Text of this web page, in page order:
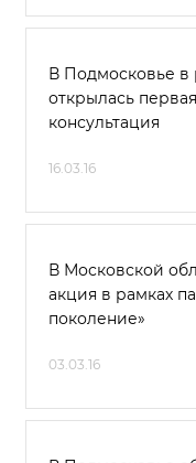
В Подмосковье в
открылась
консультация
16.03.16
В Московской
акция в рамках
поколение»
03.03.16